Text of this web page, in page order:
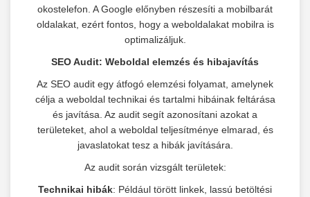
okostelefon. A Google előnyben részesíti a mobilbarát
oldalakat, ezért fontos, hogy a weboldalakat mobilra is
optimalizáljuk.
SEO Audit: Weboldal elemzés és hibajavítás
Az SEO audit egy átfogó elemzési folyamat, amelynek
célja a weboldal technikai és tartalmi hibáinak feltárása
és javítása. Az audit segít azonosítani azokat a
területeket, ahol a weboldal teljesítménye elmarad, és
javaslatokat tesz a hibák javítására.
Az audit során vizsgált területek:
Technikai hibák: Például törött linkek, lassú betöltési